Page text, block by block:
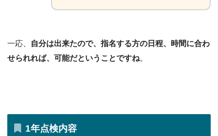
一応、
自分は出来たので、指名する方の日程、時間に合わ
せられれば、可能だということですね。
1年点検内容